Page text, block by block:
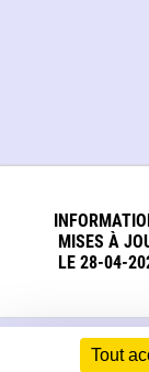
Tout
MISES À
LE 28-04-